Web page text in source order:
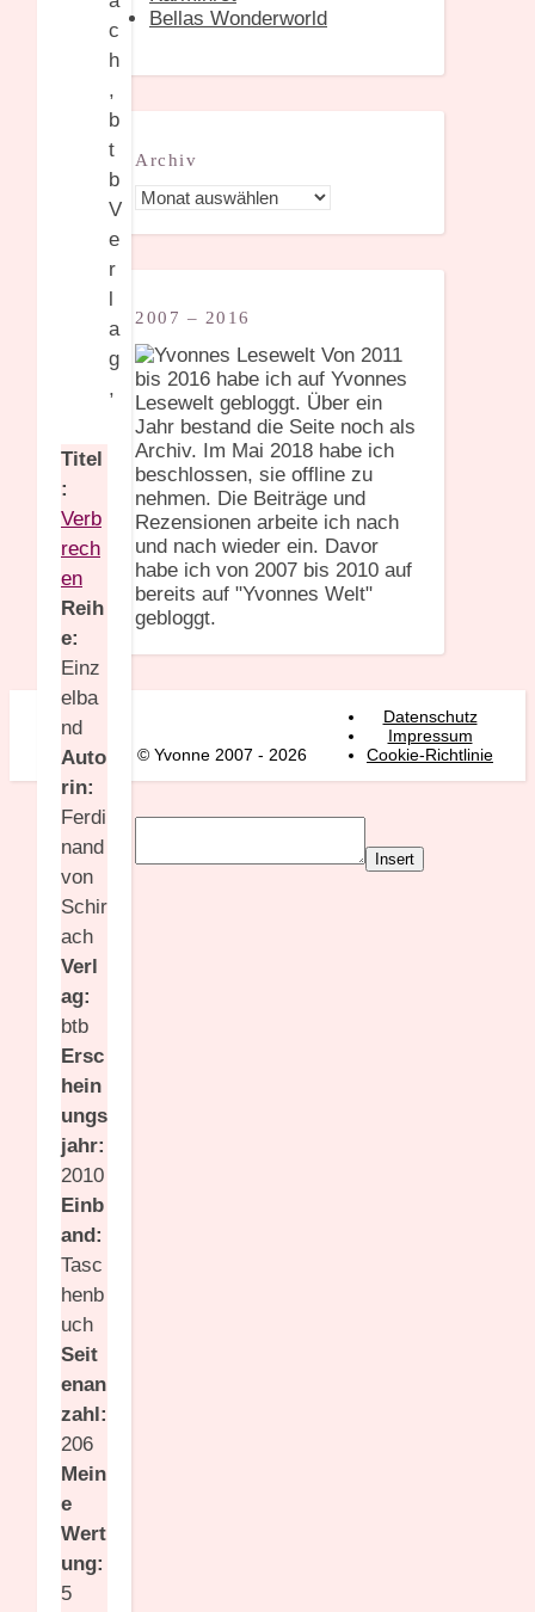
Titel
:
Verb
rech
en
Reih
e:
Einz
elba
nd
Auto
rin:
Ferdi
nand
von
Schir
ach
Verl
ag:
btb
Ersc
hein
ungs
jahr:
2010
Einb
and:
Tasc
henb
uch
Seit
enan
zahl:
206
Mein
e
Wert
ung:
5
Bellas Wonderworld
Archiv
Archiv
2007 – 2016
Von 2011
bis 2016 habe ich auf Yvonnes
Lesewelt gebloggt. Über ein
Jahr bestand die Seite noch als
Archiv. Im Mai 2018 habe ich
beschlossen, sie offline zu
nehmen. Die Beiträge und
Rezensionen arbeite ich nach
und nach wieder ein. Davor
habe ich von 2007 bis 2010 auf
bereits auf "Yvonnes Welt"
gebloggt.
© Yvonne 2007 - 2026
Datenschutz
Impressum
Cookie-Richtlinie
Insert